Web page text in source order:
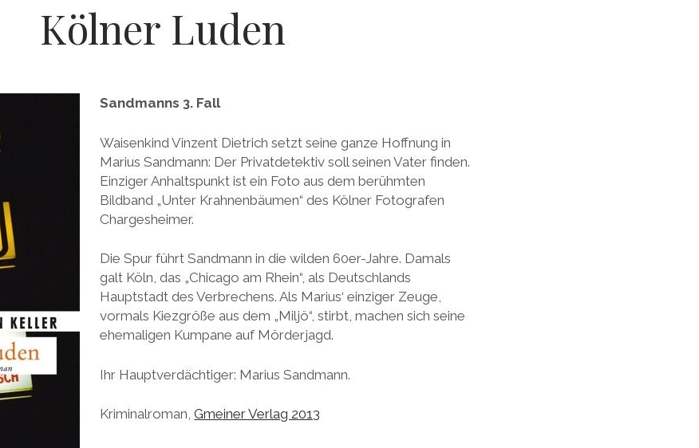
Kölner Luden
Sandmanns 3. Fall
Waisenkind Vinzent Dietrich setzt seine ganze Hoffnung in
Marius Sandmann: Der Privatdetektiv soll seinen Vater finden.
Einziger Anhaltspunkt ist ein Foto aus dem berühmten
Bildband „Unter Krahnenbäumen“ des Kölner Fotografen
Chargesheimer.
Die Spur führt Sandmann in die wilden 60er-Jahre. Damals
galt Köln, das „Chicago am Rhein“, als Deutschlands
Hauptstadt des Verbrechens. Als Marius‘ einziger Zeuge,
vormals Kiezgröße aus dem „Miljö“, stirbt, machen sich seine
ehemaligen Kumpane auf Mörderjagd.
Ihr Hauptverdächtiger: Marius Sandmann.
Kriminalroman,Gmeiner Verlag 2013